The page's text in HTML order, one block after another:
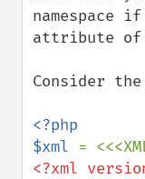
namespace
attribute of
Consider
<?php
$xml
<?xml